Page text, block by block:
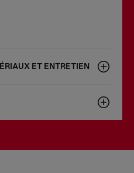
ET ENTRETIEN